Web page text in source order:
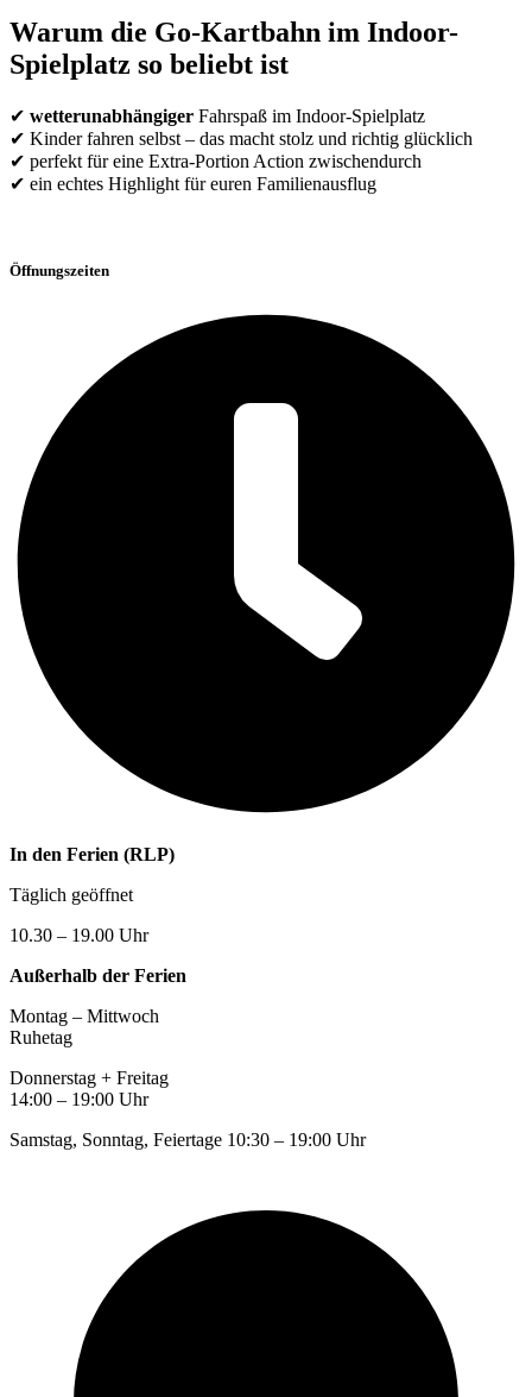
Warum die Go-Kartbahn im Indoor-
Spielplatz so beliebt ist
✔ wetterunabhängiger Fahrspaß im Indoor-Spielplatz
✔ Kinder fahren selbst – das macht stolz und richtig glücklich
✔ perfekt für eine Extra-Portion Action zwischendurch
✔ ein echtes Highlight für euren Familienausflug
Öffnungszeiten
In den Ferien (RLP)
Täglich geöffnet
10.30 – 19.00 Uhr
Außerhalb der Ferien
Montag – Mittwoch
Ruhetag
Donnerstag + Freitag
14:00 – 19:00 Uhr
Samstag, Sonntag, Feiertage 10:30 – 19:00 Uhr